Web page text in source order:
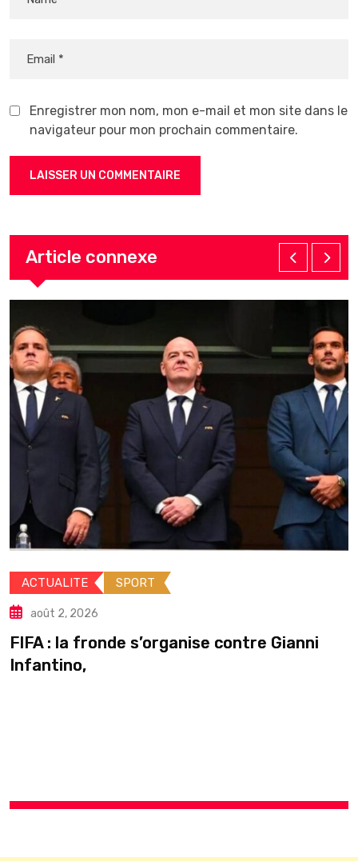
Enregistrer mon nom, mon e-mail et mon site dans le
navigateur pour mon prochain commentaire.
Article connexe
SPORT
août 2, 2026
: la fronde s’organise contre Gianni